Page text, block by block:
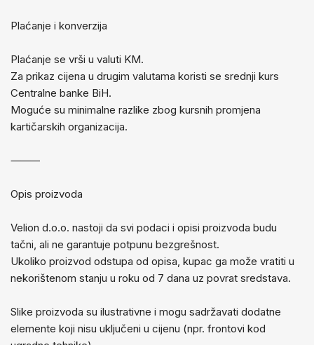
Plaćanje i konverzija
Plaćanje se vrši u valuti KM.
Za prikaz cijena u drugim valutama koristi se srednji kurs
Centralne banke BiH.
Moguće su minimalne razlike zbog kursnih promjena
kartičarskih organizacija.
⸻
Opis proizvoda
Velion d.o.o. nastoji da svi podaci i opisi proizvoda budu
tačni, ali ne garantuje potpunu bezgrešnost.
Ukoliko proizvod odstupa od opisa, kupac ga može vratiti u
nekorištenom stanju u roku od 7 dana uz povrat sredstava.
Slike proizvoda su ilustrativne i mogu sadržavati dodatne
elemente koji nisu uključeni u cijenu (npr. frontovi kod